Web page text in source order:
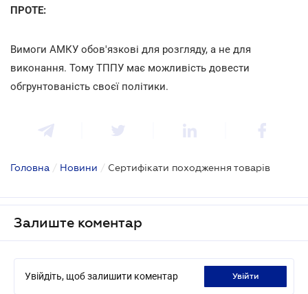
ПРОТЕ:
Вимоги АМКУ обов'язкові для розгляду, а не для
виконання. Тому ТППУ має можливість довести
обгрунтованість своєї політики.
Головна / Новини / Сертифікати походження товарів
Залиште коментар
Увійдіть, щоб залишити коментар увійти